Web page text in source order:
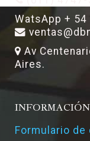
WatsApp +
Av
Aires.
Formulario